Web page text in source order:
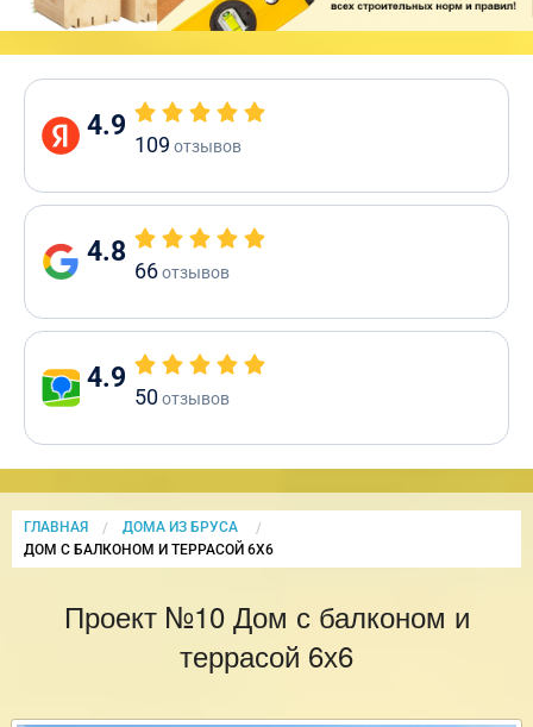
4.9
109 отзывов
4.8
66отзывов
4.9
50отзывов
ГЛАВНАЯ
ДОМА ИЗ БРУСА
CURRENT:
ДОМ С БАЛКОНОМ И ТЕРРАСОЙ 6Х6
Проект №10 Дом с балконом и
террасой 6х6